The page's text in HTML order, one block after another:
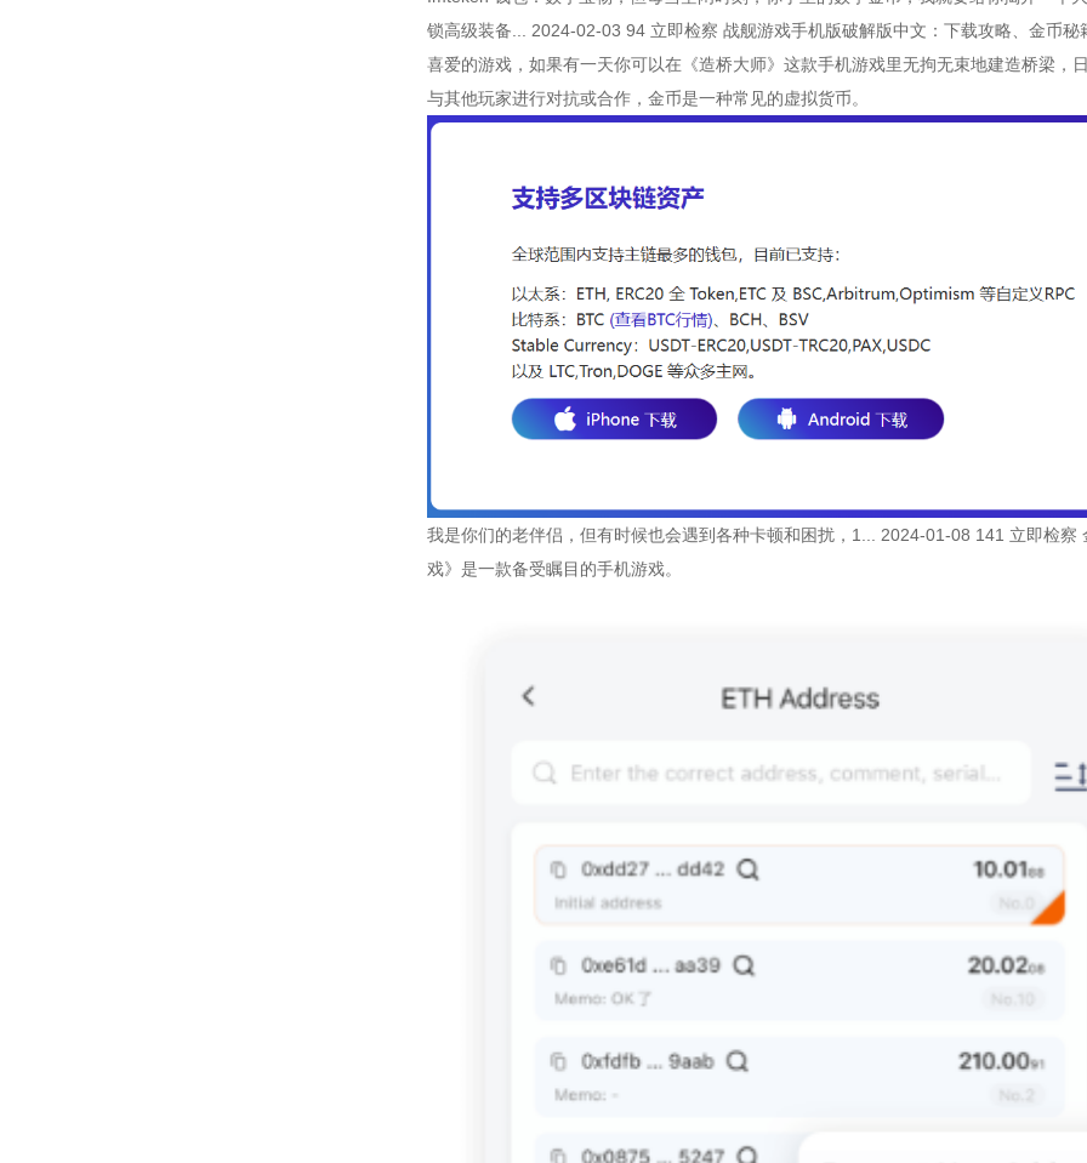
锁高级装备... 2024-02-03 94 立即检察 战舰游戏手机版破解版中文：下载攻略、金币
喜爱的游戏，如果有一天你可以在《造桥大师》这款手机游戏里无拘无束地建造桥梁，
与其他玩家进行对抗或合作，金币是一种常见的虚拟货币。
我是你们的老伴侣，但有时候也会遇到各种卡顿和困扰，1... 2024-01-08 141 立即检
戏》是一款备受瞩目的手机游戏。